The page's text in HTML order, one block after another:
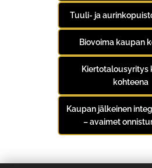
Tuuli- ja
Biovoima kaupan
Kiertotalousyritys
kohteena
Kaupan jälkeinen
– avaimet